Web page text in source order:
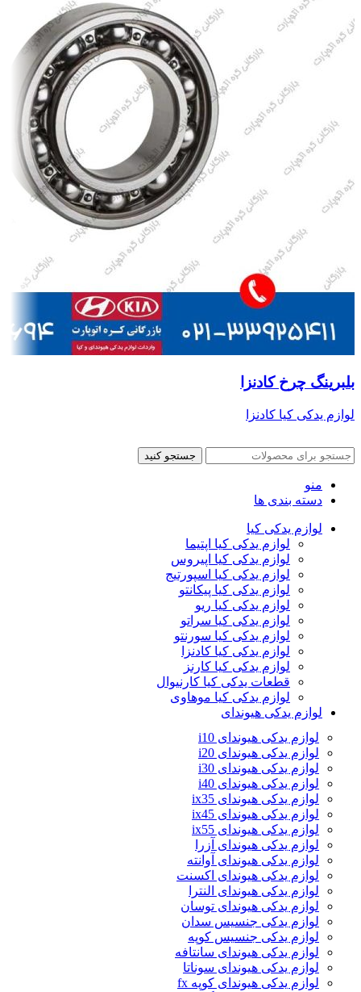
بلبرینگ چرخ کادنزا
لوازم یدکی کیا کادنزا
جستجو کنید
منو
دسته بندی ها
لوازم یدکی کیا
لوازم یدکی کیا اپتیما
لوازم یدکی کیا اپیروس
لوازم یدکی کیا اسپورتیج
لوازم یدکی کیا پیکانتو
لوازم یدکی کیا ریو
لوازم یدکی کیا سراتو
لوازم یدکی کیا سورنتو
لوازم یدکی کیا کادنزا
لوازم یدکی کیا کارنز
قطعات یدکی کیا کارنیوال
لوازم یدکی کیا موهاوی
لوازم یدکی هیوندای
لوازم یدکی هیوندای i10
لوازم یدکی هیوندای i20
لوازم یدکی هیوندای i30
لوازم یدکی هیوندای i40
لوازم یدکی هیوندای ix35
لوازم یدکی هیوندای ix45
لوازم یدکی هیوندای ix55
لوازم یدکی هیوندای آزرا
لوازم یدکی هیوندای آوانته
لوازم یدکی هیوندای اکسنت
لوازم یدکی هیوندای النترا
لوازم یدکی هیوندای توسان
لوازم یدکی جنسیس سدان
لوازم یدکی جنسیس کوپه
لوازم یدکی هیوندای سانتافه
لوازم یدکی هیوندای سوناتا
لوازم یدکی هیوندای کوپه fx